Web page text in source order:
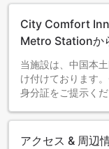
City Comfort
Metro Stationか
当施設は、中国本
け付けております
身分証をご提示くだ
アクセス & 周辺